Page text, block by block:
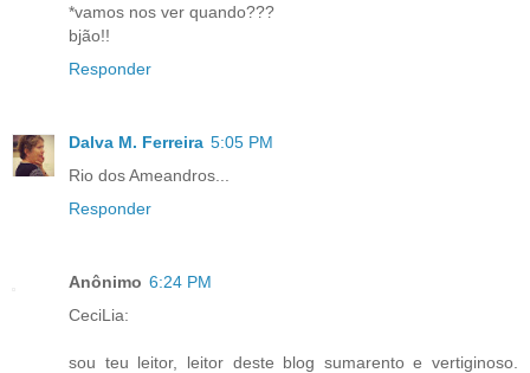
*vamos nos ver quando???
bjão!!
Responder
Dalva M. Ferreira 5:05 PM
Rio dos Ameandros...
Responder
Anônimo 6:24 PM
CeciLia:
sou teu leitor, leitor deste blog sumarento e vertiginoso.